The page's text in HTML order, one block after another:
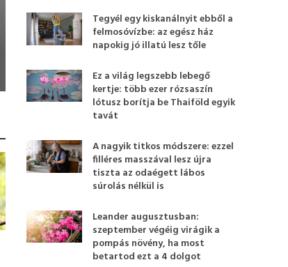
Tegyél egy kiskanálnyit ebből a
felmosóvízbe: az egész ház
napokig jó illatú lesz tőle
Ez a világ legszebb lebegő
kertje: több ezer rózsaszín
lótusz borítja be Thaiföld egyik
tavát
A nagyik titkos módszere: ezzel
filléres masszával lesz újra
tiszta az odaégett lábos
súrolás nélkül is
Leander augusztusban:
szeptember végéig virágik a
pompás növény, ha most
betartod ezt a 4 dolgot